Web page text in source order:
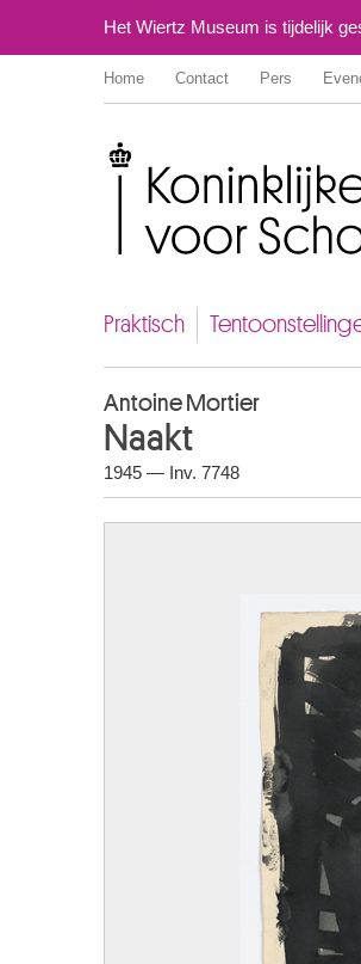
Het Wiertz Museum is tijdelijk
Home Contact Pers
Praktisch
Antoine Mortier
Naakt
1945 — Inv. 7748